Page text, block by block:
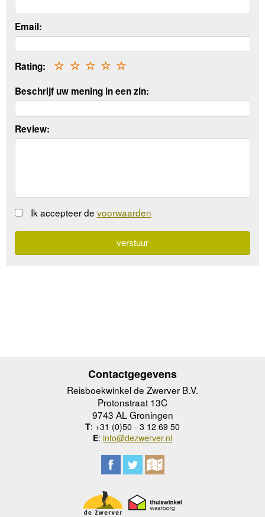
Email:
Rating: ☆
☆
☆
☆
☆
Beschrijf uw mening in een zin:
Review:
Ik accepteer de voorwaarden
Contactgegevens
Reisboekwinkel de Zwerver B.V.
Protonstraat 13C
9743 AL Groningen
T: +31 (0)50 - 3 12 69 50
E: info@dezwerver.nl